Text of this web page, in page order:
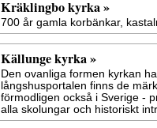
Kräklingbo kyrka »
700 år gamla korbänkar,
Källunge kyrka »
Den ovanliga formen kyrkan
långshusportalen finns de
förmodligen också i Sverige -
alla skolungar och historiskt